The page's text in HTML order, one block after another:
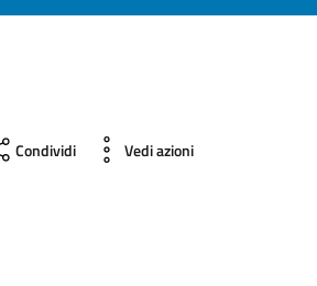
Condividi Vedi azioni